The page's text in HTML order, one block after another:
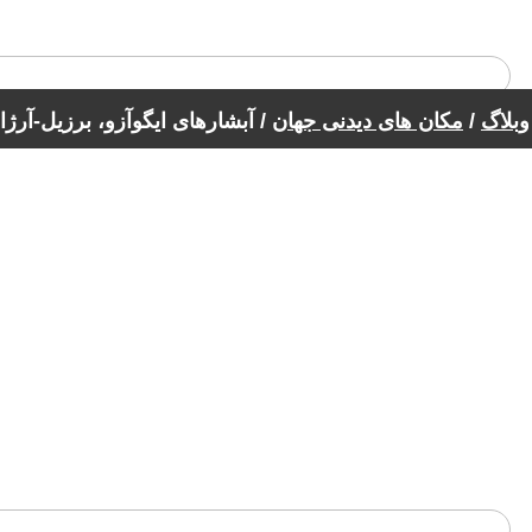
وبلاگ / مکان های دیدنی جهان / آبشارهای ایگوآزو، برزیل-